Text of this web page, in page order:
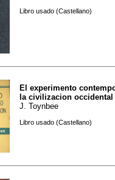
Libro usado (Castellano)
El experimento
la civilizacion occidental
J. Toynbee
Libro usado (Castellano)